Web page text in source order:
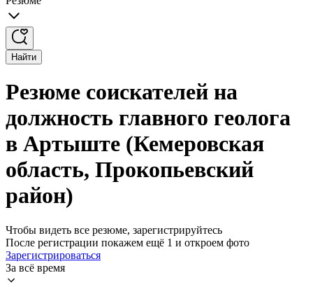
Найти
Резюме соискателей на
должность главного геолога
в Артыште (Кемеровская
область, Прокопьевский
район)
Чтобы видеть все резюме, зарегистрируйтесь
После регистрации покажем ещё 1 и откроем фото
Зарегистрироваться
За всё время